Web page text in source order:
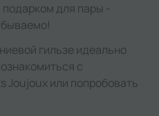
для пары -
гильзе идеально
с
или попробовать